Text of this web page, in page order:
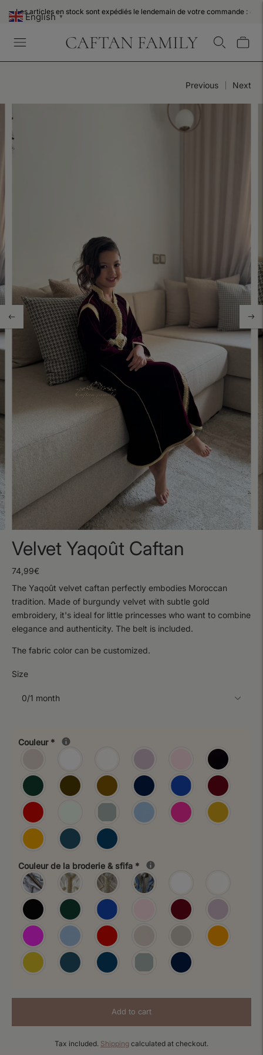
Les articles en stock sont expédiés le lendemain de votre commande :
CAFTAN FAMILY
Previous Next
Velvet Yaqoût Caftan
74,99€
The Yaqoût velvet caftan perfectly embodies Moroccan
tradition. Made of burgundy velvet with subtle gold
embroidery, it's ideal for little princesses who want to combine
elegance and authenticity. The belt is included.
The fabric color can be customized.
Size
Couleur *
Couleur de la broderie & sfifa *
Add to cart
Tax included. Shipping calculated at checkout.
English ▼